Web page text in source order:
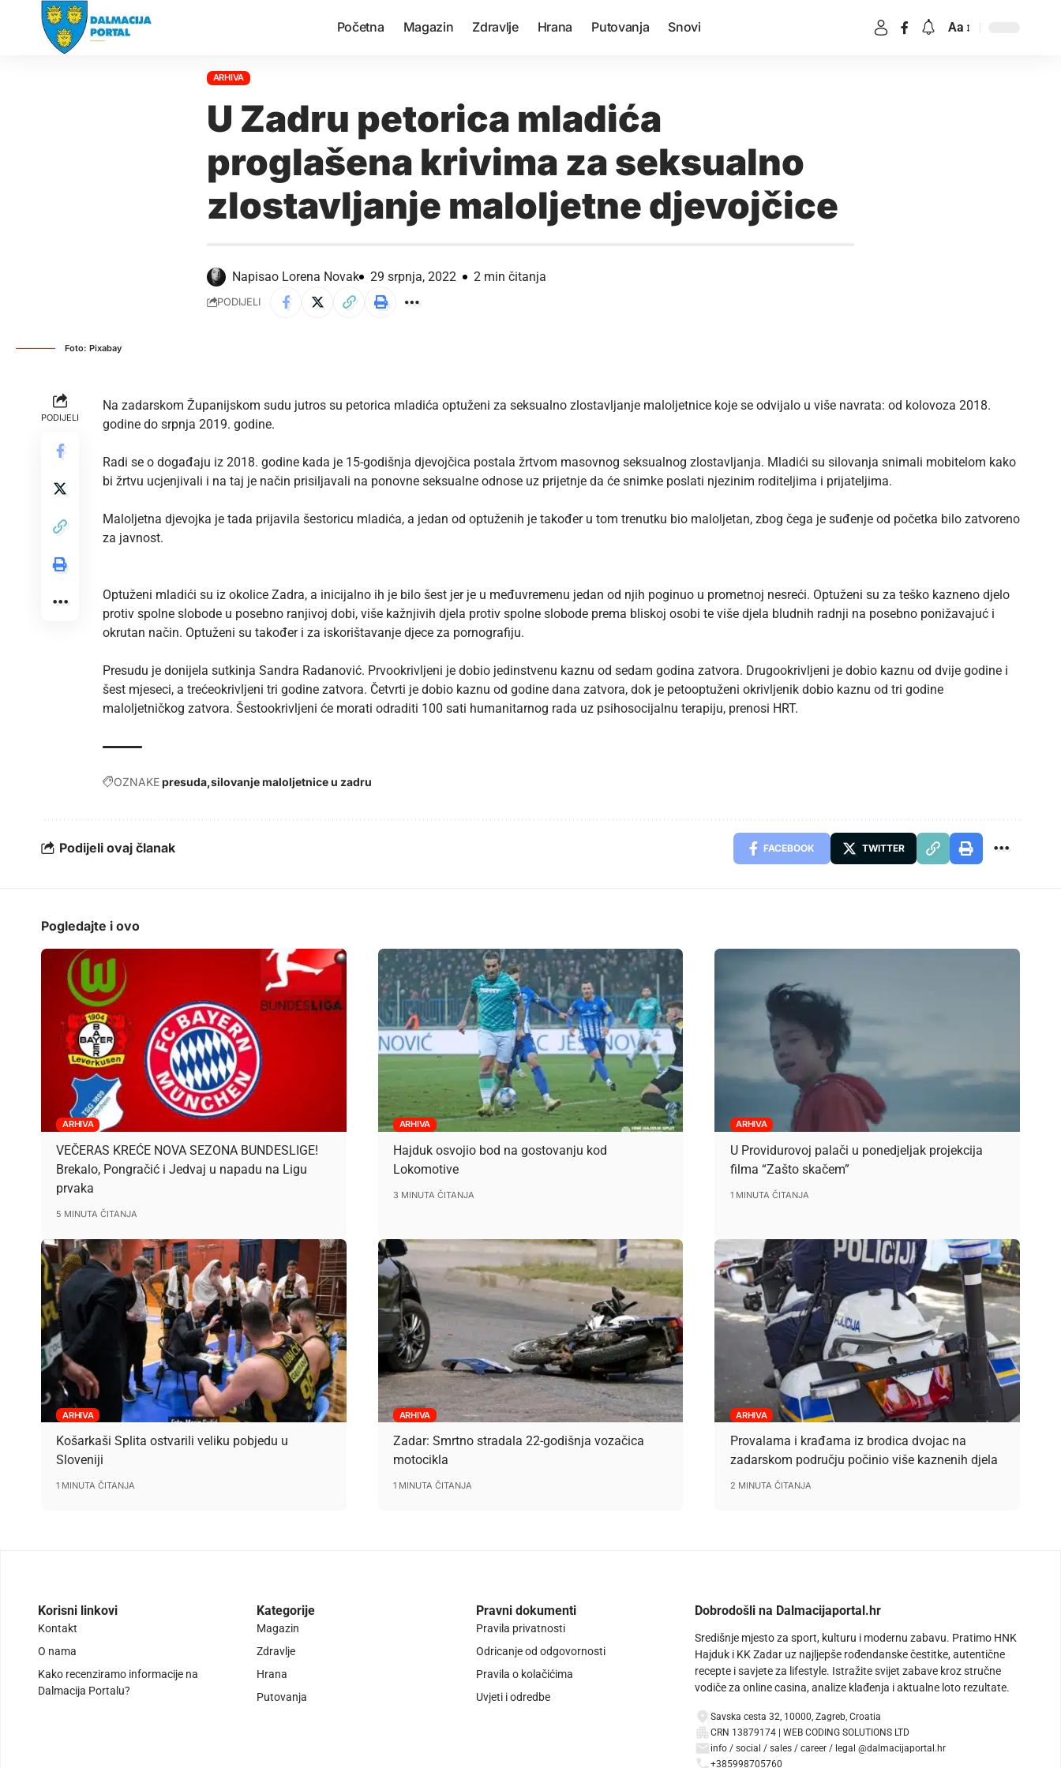
Početna Magazin Zdravlje Hrana Putovanja Snovi Aa
ARHIVA
U Zadru petorica mladića
proglašena krivima za seksualno
zlostavljanje maloljetne djevojčice
Napisao Lorena Novak 29 srpnja, 2022 2 min čitanja
PODIJELI
Foto: Pixabay
PODIJELI
Na zadarskom Županijskom sudu jutros su petorica mladića optuženi za seksualno zlostavljanje maloljetnice koje se odvijalo u više navrata: od kolovoza 2018.
godine do srpnja 2019. godine.
Radi se o događaju iz 2018. godine kada je 15-godišnja djevojčica postala žrtvom masovnog seksualnog zlostavljanja. Mladići su silovanja snimali mobitelom kako
bi žrtvu ucjenjivali i na taj je način prisiljavali na ponovne seksualne odnose uz prijetnje da će snimke poslati njezinim roditeljima i prijateljima.
Maloljetna djevojka je tada prijavila šestoricu mladića, a jedan od optuženih je također u tom trenutku bio maloljetan, zbog čega je suđenje od početka bilo zatvoreno
za javnost.
Optuženi mladići su iz okolice Zadra, a inicijalno ih je bilo šest jer je u međuvremenu jedan od njih poginuo u prometnoj nesreći. Optuženi su za teško kazneno djelo
protiv spolne slobode u posebno ranjivoj dobi, više kažnjivih djela protiv spolne slobode prema bliskoj osobi te više djela bludnih radnji na posebno ponižavajuć i
okrutan način. Optuženi su također i za iskorištavanje djece za pornografiju.
Presudu je donijela sutkinja Sandra Radanović. Prvookrivljeni je dobio jedinstvenu kaznu od sedam godina zatvora. Drugookrivljeni je dobio kaznu od dvije godine i
šest mjeseci, a trećeokrivljeni tri godine zatvora. Četvrti je dobio kaznu od godine dana zatvora, dok je petooptuženi okrivljenik dobio kaznu od tri godine
maloljetničkog zatvora. Šestookrivljeni će morati odraditi 100 sati humanitarnog rada uz psihosocijalnu terapiju, prenosi HRT.
OZNAKEpresuda silovanje maloljetnice u zadru
Podijeli ovaj članak FACEBOOK TWITTER
Pogledajte i ovo
ARHIVA
VEČERAS KREĆE NOVA SEZONA BUNDESLIGE!
Brekalo, Pongračić i Jedvaj u napadu na Ligu
prvaka
5 MINUTA ČITANJA
ARHIVA
Hajduk osvojio bod na gostovanju kod
Lokomotive
3 MINUTA ČITANJA
ARHIVA
U Providurovoj palači u ponedjeljak projekcija
filma “Zašto skačem”
1 MINUTA ČITANJA
ARHIVA
Košarkaši Splita ostvarili veliku pobjedu u
Sloveniji
1 MINUTA ČITANJA
ARHIVA
Zadar: Smrtno stradala 22-godišnja vozačica
motocikla
1 MINUTA ČITANJA
ARHIVA
Provalama i krađama iz brodica dvojac na
zadarskom području počinio više kaznenih djela
2 MINUTA ČITANJA
Korisni linkovi
Kontakt
O nama
Kako recenziramo informacije na
Dalmacija Portalu?
Kategorije
Magazin
Zdravlje
Hrana
Putovanja
Pravni dokumenti
Pravila privatnosti
Odricanje od odgovornosti
Pravila o kolačićima
Uvjeti i odredbe
Dobrodošli na Dalmacijaportal.hr
Središnje mjesto za sport, kulturu i modernu zabavu. Pratimo HNK
Hajduk i KK Zadar uz najljepše rođendanske čestitke, autentične
recepte i savjete za lifestyle. Istražite svijet zabave kroz stručne
vodiče za online casina, analize klađenja i aktualne loto rezultate.
Savska cesta 32, 10000, Zagreb, Croatia
CRN 13879174 | WEB CODING SOLUTIONS LTD
info / social / sales / career / legal @dalmacijaportal.hr
+385998705760